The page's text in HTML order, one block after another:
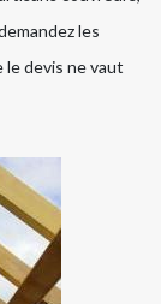
les
le devis ne vaut